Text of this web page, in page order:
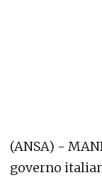
(ANSA) -
governo